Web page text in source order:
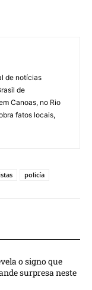
de notícias
de
Canoas, no Rio
fatos locais,
policía
o signo que
surpresa neste